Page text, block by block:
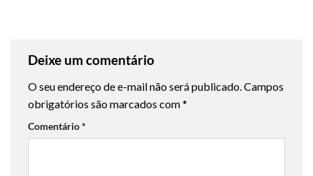
Deixe um comentário
O seu endereço de e-mail não será publicado. Campos
obrigatórios são marcados com*
Comentário*